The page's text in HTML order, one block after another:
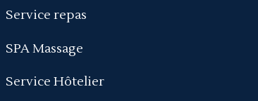
Service repas
SPA Massage
Service Hôtelier